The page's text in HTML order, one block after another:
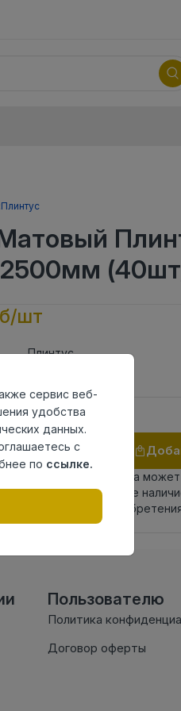
Плинтус
шт
Плинтус
23 шт
Внешний вид товара
сайте. Проверяйте
в момент
Пользователю
Политика
Договор оферты
сервис веб-
удобства
данных.
с
по ссылке.